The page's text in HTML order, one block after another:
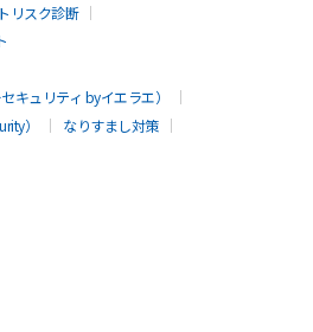
リスク診断
キュリティ byイエラエ）
）
なりすまし対策